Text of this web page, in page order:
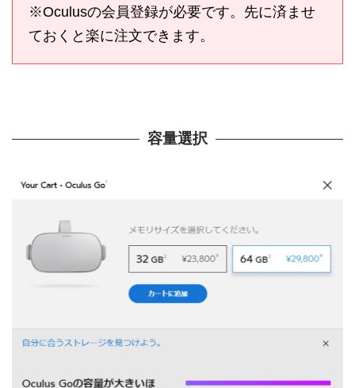
※Oculusの会員登録が必要です。先に済ませ
ておくと楽に注文できます。
容量選択